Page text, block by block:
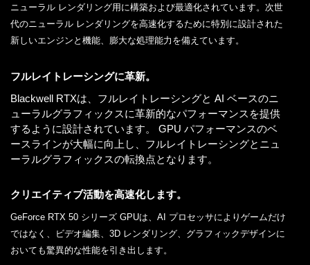
ニューラル レンダリング用に構築および最適化されています。次世
代のニューラル レンダリングを高速化するために特別に設計された
新しいエンジンと機能、膨大な処理能力を備えています。
フルレイトレーシングに革新。
Blackwell RTXは、フルレイトレーシングと AI ベースのニ
ューラルグラフィックスに革新的なパフォーマンスを提供
するように設計されています。 GPU パフォーマンスのベ
ースラインが大幅に向上し、フルレイトレーシングとニュ
ーラルグラフィックスの転換点となります。
クリエイティブ活動を高速化します。
GeForce RTX 50 シリーズ GPUは、AI プロセッサによりゲームだけ
ではなく、ビデオ編集、3D レンダリング、グラフィックデザインに
おいても驚異的な性能を引き出します。